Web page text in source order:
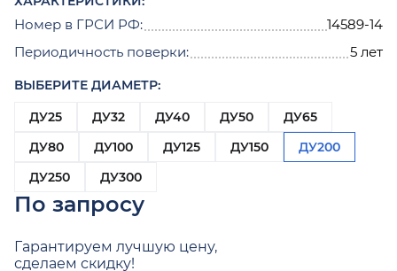
Номер в ГРСИ РФ:
14589-14
Периодичность поверки:
5 лет
ВЫБЕРИТЕ ДИАМЕТР:
ДУ25
ДУ32 ДУ40 ДУ50
ДУ65
ДУ80
ДУ100 ДУ125 ДУ150
ДУ200
ДУ250
ДУ300
По запросу
Гарантируем лучшую цену,
сделаем скидку!